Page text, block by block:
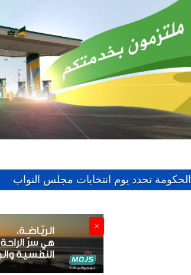
الحكومة تحدد يوم انتخابات مجلس النواب
×